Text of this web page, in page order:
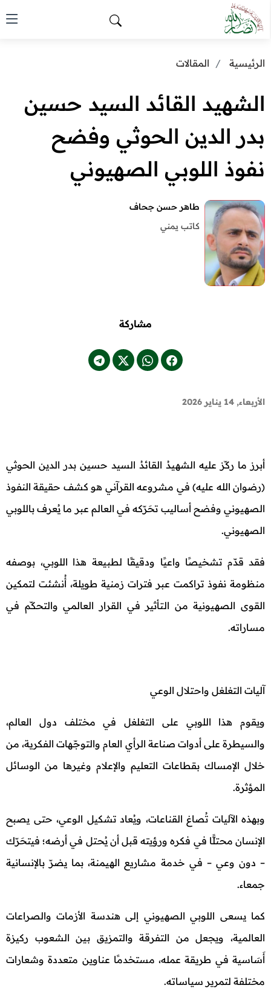
الرئيسية المقالات
الشهيد القائد السيد حسين
بدر الدين الحوثي وفضح
نفوذ اللوبي الصهيوني
طاهر حسن جحاف
كاتب يمني
مشاركة
الأربعاء, 14 يناير 2026
أبرز ما ركّز عليه الشهيدُ القائدُ السيد حسين بدر الدين الحوثي
(رضوان الله عليه) في مشروعه القرآني هو كشف حقيقة النفوذ
الصهيوني وفضح أساليب تحَرّكه في العالم عبر ما يُعرف باللوبي
الصهيوني.
فقد قدّم تشخيصًا واعيًا ودقيقًا لطبيعة هذا اللوبي، بوصفه
منظومة نفوذ تراكمت عبر فترات زمنية طويلة، أُنشئت لتمكين
القوى الصهيونية من التأثير في القرار العالمي والتحكّم في
مساراته.
آليات التغلغل واحتلال الوعي
ويقوم هذا اللوبي على التغلغل في مختلف دول العالم،
والسيطرة على أدوات صناعة الرأي العام والتوجّـهات الفكرية، من
خلال الإمساك بقطاعات التعليم والإعلام وغيرها من الوسائل
المؤثرة.
وبهذه الآليات تُصاغ القناعات، ويُعاد تشكيل الوعي، حتى يصبح
الإنسان محتلًّا في فكره ورؤيته قبل أن يُحتل في أرضه؛ فيتحَرّك
– دون وعي – في خدمة مشاريع الهيمنة، بما يضرّ بالإنسانية
جمعاء.
كما يسعى اللوبي الصهيوني إلى هندسة الأزمات والصراعات
العالمية، ويجعل من التفرقة والتمزيق بين الشعوب ركيزة
أَسَاسية في طريقة عمله، مستخدمًا عناوين متعددة وشعارات
مختلفة لتمرير سياساته.